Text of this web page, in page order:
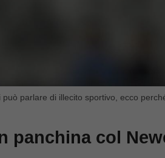
può parlare di illecito sportivo, ecco
panchina col